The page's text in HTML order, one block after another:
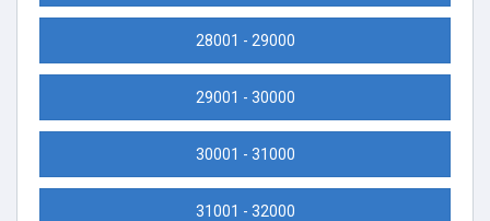
28001 - 29000
29001 - 30000
30001 - 31000
31001 - 32000